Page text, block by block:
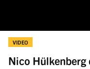
VIDEO
Nico Hülkenberg